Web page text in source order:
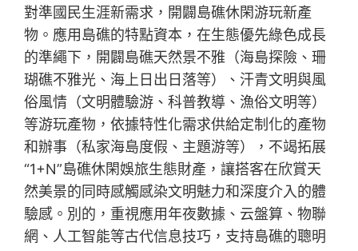
對準國民生涯新需求，開闢島礁休閑游玩新產
物。應用島礁的特點資本，在生態優先綠色成長
的準繩下，開闢島礁天然景不雅（海島探險、珊
瑚礁不雅光、海上日出日落等）、汗青文明與風
俗風情（文明體驗游、科普教導、漁俗文明等）
等游玩產物，依據特性化需求供給定制化的產物
和辦事（私家海島度假、主題游等），不竭拓展
“1+N”島礁休閑娛旅生態財產，讓搭客在欣賞天
然美景的同時感觸感染文明魅力和深度介入的體
驗感。別的，重視應用年夜數據、云盤算、物聯
網、人工智能等古代信息技巧，支持島礁的聰明